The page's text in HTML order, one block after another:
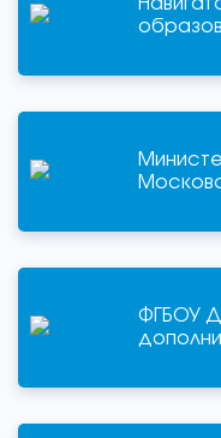
ФГБОУ